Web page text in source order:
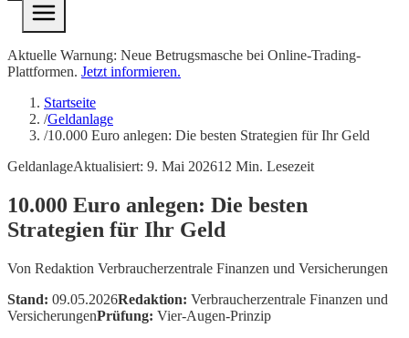
Aktuelle Warnung: Neue Betrugsmasche bei Online-Trading-
Plattformen. Jetzt informieren.
Startseite
/Geldanlage
/10.000 Euro anlegen: Die besten Strategien für Ihr Geld
GeldanlageAktualisiert: 9. Mai 202612 Min. Lesezeit
10.000 Euro anlegen: Die besten
Strategien für Ihr Geld
Von Redaktion Verbraucherzentrale Finanzen und Versicherungen
Stand: 09.05.2026Redaktion: Verbraucherzentrale Finanzen und
VersicherungenPrüfung: Vier-Augen-Prinzip